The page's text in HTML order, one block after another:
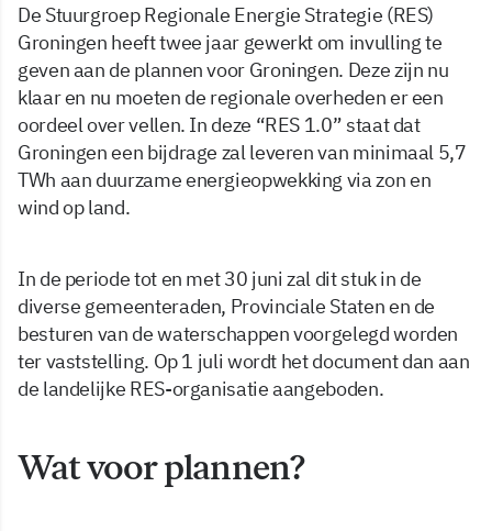
De Stuurgroep Regionale Energie Strategie (RES)
Groningen heeft twee jaar gewerkt om invulling te
geven aan de plannen voor Groningen. Deze zijn nu
klaar en nu moeten de regionale overheden er een
oordeel over vellen. In deze “RES 1.0” staat dat
Groningen een bijdrage zal leveren van minimaal 5,7
TWh aan duurzame energieopwekking via zon en
wind op land.
In de periode tot en met 30 juni zal dit stuk in de
diverse gemeenteraden, Provinciale Staten en de
besturen van de waterschappen voorgelegd worden
ter vaststelling. Op 1 juli wordt het document dan aan
de landelijke RES-organisatie aangeboden.
Wat voor plannen?